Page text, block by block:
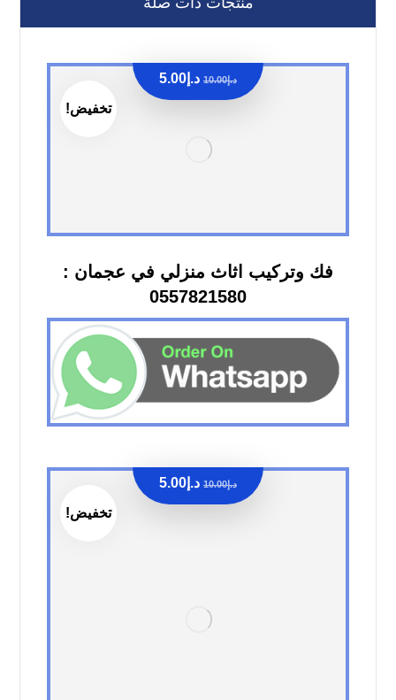
تخفيض!
فك وتركيب اثاث منزلي في عجمان :
0557821580
د.إ10.00 د.إ 5.00
تخفيض!
د.إ10.00 د.إ 5.00